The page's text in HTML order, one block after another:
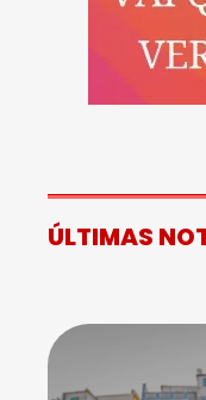
ÚLTIMAS